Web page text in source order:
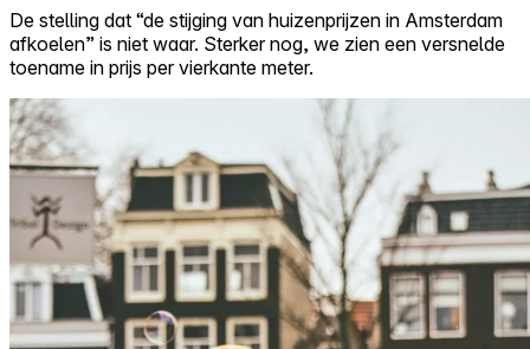
Our Pricing
Log in
Try Walter for free
De stelling dat “de stijging van huizenprijzen in Amsterdam
afkoelen” is niet waar. Sterker nog, we zien een versnelde
toename in prijs per vierkante meter.